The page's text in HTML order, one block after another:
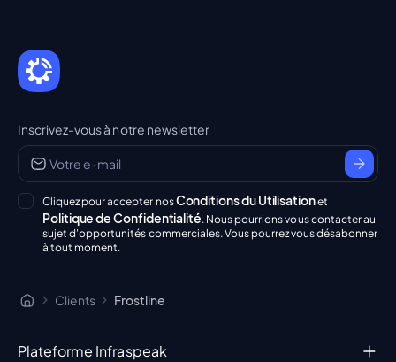
Inscrivez-vous à notre newsletter
Cliquez pour accepter nosConditions du Utilisationet
Politique de Confidentialité. Nous pourrions vous contacter au
sujet d'opportunités commerciales. Vous pourrez vous désabonner
à tout moment.
Clients Frostline
Plateforme Infraspeak